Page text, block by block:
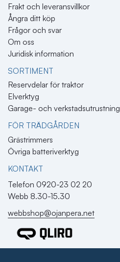
Frakt och leveransvillkor
Ångra ditt köp
Frågor och svar
Om oss
Juridisk information
SORTIMENT
Reservdelar för traktor
Elverktyg
Garage- och verkstadsutrustning
FÖR TRÄDGÅRDEN
Grästrimmers
Övriga batteriverktyg
KONTAKT​
Telefon 0920-23 02 20
Webb 8.30-15.30
webbshop@ojanpera.net